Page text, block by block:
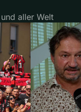
aller Welt